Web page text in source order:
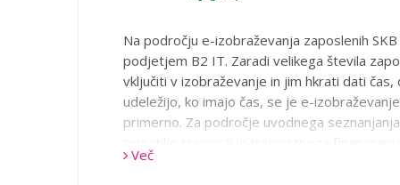
Na področju e-izobraževanja zaposlenih
podjetjem B2 IT. Zaradi velikega števila
vključiti v izobraževanje in jim hkrati dati čas,
udeležijo, ko imajo čas, se je e-
primerno. Za področje uvodnega
skupaj s podjetjem B2 IT izdelali program e-
Več